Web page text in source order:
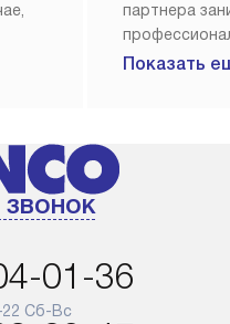
партнера
Наш сервис
возможные
Показать
01-36
Сб-Вс